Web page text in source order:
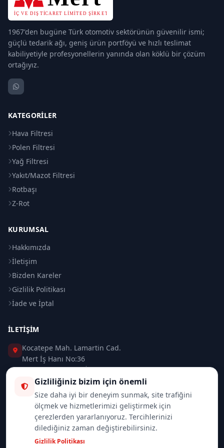
1967'den bugüne Türk otomotiv sektörünün güvenilir ismi;
güçlü tedarik ağı, geniş ürün portföyü ve hızlı teslimat
kabiliyetiyle profesyonellerin yanında olan köklü bir çözüm
ortağıyız.
KATEGORILER
Hava Filtresi
Polen Filtresi
Yağ Filtresi
Yakıt/Mazot Filtresi
Rotbaşı
Z-Rot
KURUMSAL
Hakkımızda
İletişim
Bizden Kareler
Gizlilik Politikası
İade ve İptal
İLETIŞIM
Kocatepe Mah. Lamartin Cad.
Mert İş Hanı No:36
Taksim / Beyoğlu / İSTANBUL
0 (212) 235 37 83
0 (532) 418 08 46
info@merttrade.com
Gizliliğiniz bizim için önemli
Size daha iyi bir deneyim sunmak, site trafiğini
ölçmek ve hizmetlerimizi geliştirmek için
çerezlerden yararlanıyoruz. Tercihlerinizi
dilediğiniz zaman değiştirebilirsiniz.
Gizlilik Politikası